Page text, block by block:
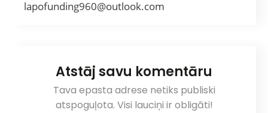
lapofunding960@outlook.com
Atstāj savu komentāru
Tava epasta adrese netiks publiski
atspoguļota. Visi lauciņi ir obligāti!